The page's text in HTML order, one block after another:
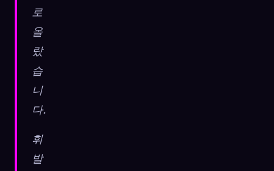
로
올
랐
습
니
다.
휘
발